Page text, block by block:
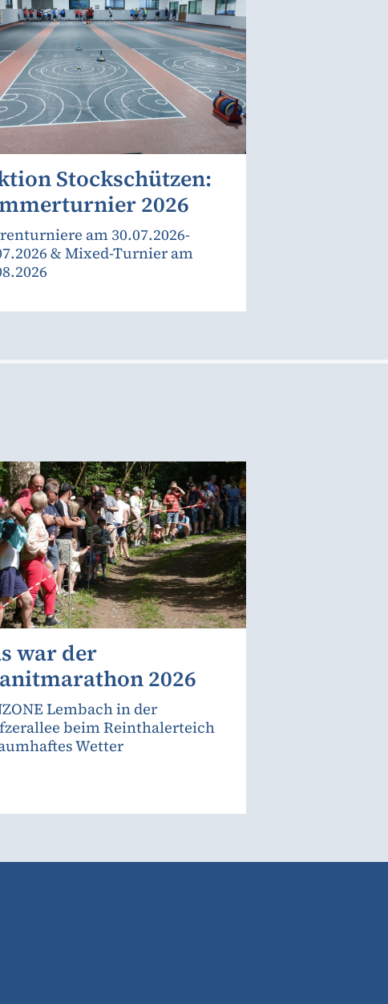
Stockschützen:
2026
am 30.07.2026-
& Mixed-Turnier am
war der
2026
Lembach in der
beim Reinthalerteich
Wetter